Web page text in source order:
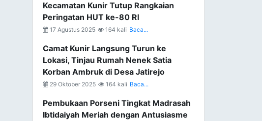
Kecamatan Kunir Tutup Rangkaian
Peringatan HUT ke-80 RI
17 Agustus 2025 164 kali Baca...
Camat Kunir Langsung Turun ke
Lokasi, Tinjau Rumah Nenek Satia
Korban Ambruk di Desa Jatirejo
29 Oktober 2025 164 kali Baca...
Pembukaan Porseni Tingkat Madrasah
Ibtidaiyah Meriah dengan Antusiasme